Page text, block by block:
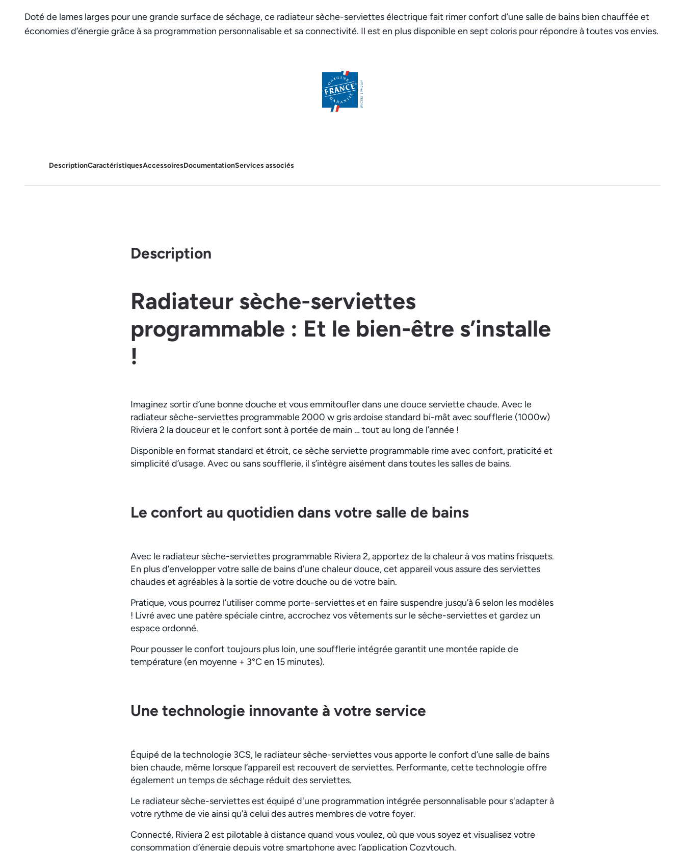
Doté de lames larges pour une grande surface de séchage, ce radiateur sèche-serviettes électrique fait rimer confort d’une salle de bains bien chauffée et
économies d’énergie grâce à sa programmation personnalisable et sa connectivité. Il est en plus disponible en sept coloris pour répondre à toutes vos envies.
DescriptionCaractéristiquesAccessoiresDocumentationServices associés
Description
Radiateur sèche-serviettes
programmable : Et le bien-être s’installe
!
Imaginez sortir d’une bonne douche et vous emmitoufler dans une douce serviette chaude. Avec le
radiateur sèche-serviettes programmable 2000 w gris ardoise standard bi-mât avec soufflerie (1000w)
Riviera 2 la douceur et le confort sont à portée de main … tout au long de l’année !
Disponible en format standard et étroit, ce sèche serviette programmable rime avec confort, praticité et
simplicité d’usage. Avec ou sans soufflerie, il s’intègre aisément dans toutes les salles de bains.
Le confort au quotidien dans votre salle de bains
Avec le radiateur sèche-serviettes programmable Riviera 2, apportez de la chaleur à vos matins frisquets.
En plus d’envelopper votre salle de bains d’une chaleur douce, cet appareil vous assure des serviettes
chaudes et agréables à la sortie de votre douche ou de votre bain.
Pratique, vous pourrez l’utiliser comme porte-serviettes et en faire suspendre jusqu’à 6 selon les modèles
! Livré avec une patère spéciale cintre, accrochez vos vêtements sur le sèche-serviettes et gardez un
espace ordonné.
Pour pousser le confort toujours plus loin, une soufflerie intégrée garantit une montée rapide de
température (en moyenne + 3°C en 15 minutes).
Une technologie innovante à votre service
Équipé de la technologie 3CS, le radiateur sèche-serviettes vous apporte le confort d’une salle de bains
bien chaude, même lorsque l’appareil est recouvert de serviettes. Performante, cette technologie offre
également un temps de séchage réduit des serviettes.
Le radiateur sèche-serviettes est équipé d'une programmation intégrée personnalisable pour s'adapter à
votre rythme de vie ainsi qu’à celui des autres membres de votre foyer.
Connecté, Riviera 2 est pilotable à distance quand vous voulez, où que vous soyez et visualisez votre
consommation d’énergie depuis votre smartphone avec l’application Cozytouch.